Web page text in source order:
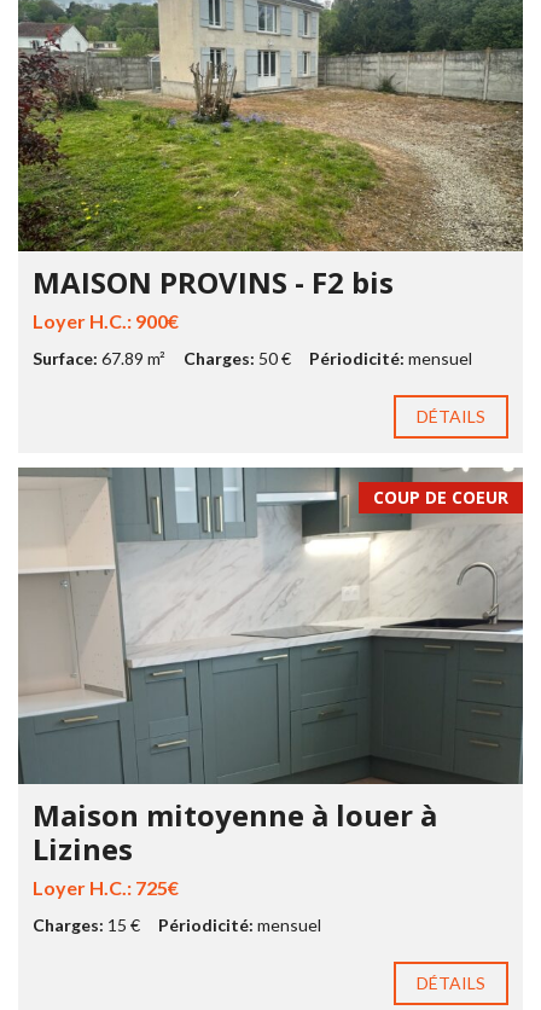
MAISON PROVINS - F2 bis
Loyer H.C.: 900€
Surface: 67.89 m² Charges: 50 € Périodicité: mensuel
DÉTAILS
COUP DE COEUR
Maison mitoyenne à louer à
Lizines
Loyer H.C.: 725€
Charges: 15 € Périodicité: mensuel
DÉTAILS